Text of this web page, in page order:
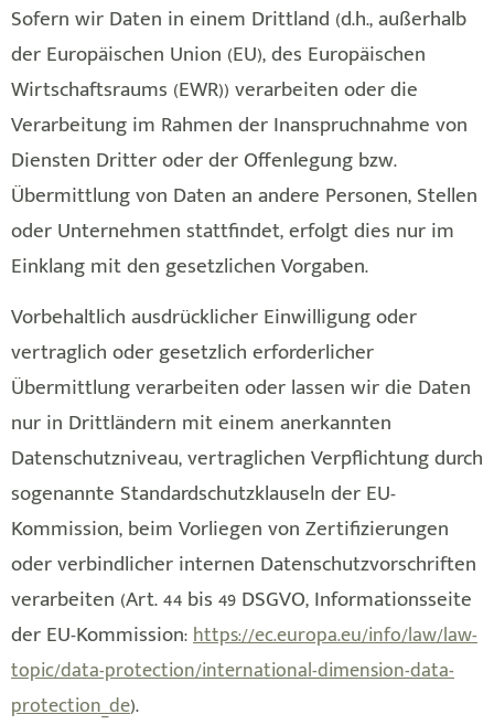
Sofern wir Daten in einem Drittland (d.h., außerhalb
der Europäischen Union (EU), des Europäischen
Wirtschaftsraums (EWR)) verarbeiten oder die
Verarbeitung im Rahmen der Inanspruchnahme von
Diensten Dritter oder der Offenlegung bzw.
Übermittlung von Daten an andere Personen, Stellen
oder Unternehmen stattfindet, erfolgt dies nur im
Einklang mit den gesetzlichen Vorgaben.
Vorbehaltlich ausdrücklicher Einwilligung oder
vertraglich oder gesetzlich erforderlicher
Übermittlung verarbeiten oder lassen wir die Daten
nur in Drittländern mit einem anerkannten
Datenschutzniveau, vertraglichen Verpflichtung durch
sogenannte Standardschutzklauseln der EU-
Kommission, beim Vorliegen von Zertifizierungen
oder verbindlicher internen Datenschutzvorschriften
verarbeiten (Art. 44 bis 49 DSGVO, Informationsseite
der EU-Kommission:https://ec.europa.eu/info/law/law-
topic/data-protection/international-dimension-data-
protection_de).